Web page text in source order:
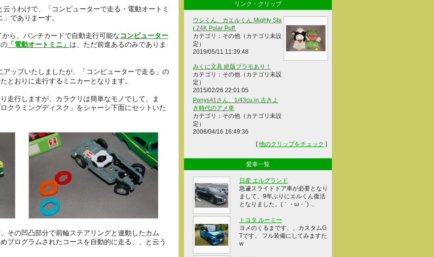
云うわけで、「コンピューターで走る・電動オートミ
」でありまーす。
ら、パンチカードで自動走行可能なコンピューター
「電動オートミニ」 は、ただ前進あるのみでありま
ップいたしましたが、「コンピューターで走る」の
とおりに走行するミニカーとなります。
走行しますが、カラクリは簡単なモノでして、ま
クラミングディスク」をシャーシ下面にセットいた
その凹凸部分で前輪ステアリングと連動したカム
プログラムされたコースを自動的に走る、、と云う
リンク・クリップ
ウシくん、カエルくん Mighty Sta
r 24K Polar Puff
カテゴリ：その他（カテゴリ未設
定）
2019/05/11 11:39:48
みくに文具 絶版プラモあり！
カテゴリ：その他（カテゴリ未設
定）
2015/02/26 22:01:05
Ponys41さん、1/43cu.in.古きよ
き時代のアメ車
カテゴリ：その他（カテゴリ未設
定）
2008/04/16 16:49:36
[他のクリップをチェック ]
愛車一覧
日産 エルグランド
急遽スライドドア車が必要となり
まして、9年ぶりにエルくん復活
となりました。(｀・ω・´) ...
トヨタ ルーミー
ヨメのくるまです、、カスタムG
Tです。 フル装備にしてみますた
w